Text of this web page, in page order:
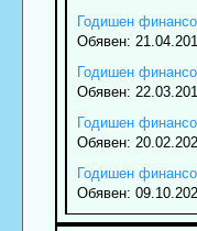
Годишен
Обявен:
Годишен
Обявен:
Годишен
Обявен:
Годишен
Обявен: